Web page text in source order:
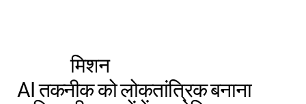
मिशन
AI तकनीक को लोकतांत्रिक बनाना